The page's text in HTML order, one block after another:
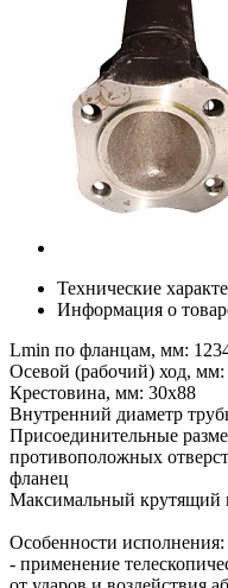
Технические
Информация о
Lmin по фланцам, мм:
Осевой (рабочий) ход, мм:
Крестовина, мм: 30х88
Внутренний диаметр
Присоединительные
противоположных
фланец
Максимальный крутящий
Особенности исполнения:
- применение